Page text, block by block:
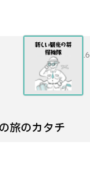
2026.07.16
旅のカタチ